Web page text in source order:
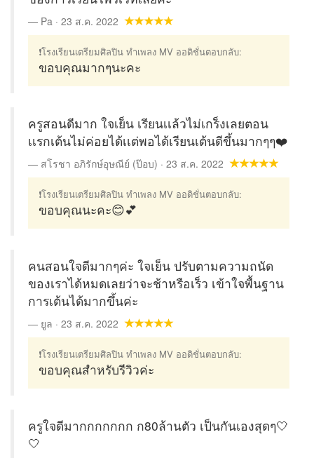
Pa · 23 ส.ค. 2022
❗โรงเรียนเตรียมศิลปิน ทำเพลง MV ออดิชั่นตอบกลับ:
ขอบคุณมากๆนะคะ
ครูสอนดีมาก ใจเย็น เรียนเเล้วไม่เกร็งเลยตอน
เเรกเต้นไม่ค่อยได้เเต่พอได้เรียนเต้นดีขึ้นมากๆๆ❤️
สโรชา อภิรักษ์อุษณีย์ (ป๊อบ) · 23 ส.ค. 2022
❗โรงเรียนเตรียมศิลปิน ทำเพลง MV ออดิชั่นตอบกลับ:
ขอบคุณนะคะ😊💕
คนสอนใจดีมากๆค่ะ ใจเย็น ปรับตามความถนัด
ของเราได้หมดเลยว่าจะช้าหรือเร็ว เข้าใจพื้นฐาน
การเต้นได้มากขึ้นค่ะ
ยูล · 23 ส.ค. 2022
❗โรงเรียนเตรียมศิลปิน ทำเพลง MV ออดิชั่นตอบกลับ:
ขอบคุณสำหรับรีวิวค่ะ
ครูใจดีมากกกกกกก ก80ล้านตัว เป็นกันเองสุดๆ🤍
🤍